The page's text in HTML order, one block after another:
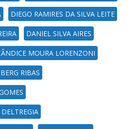
DIEGO RAMIRES DA SILVA LEITE
DANIEL SILVA AIRES
MOURA LORENZONI
RIBAS